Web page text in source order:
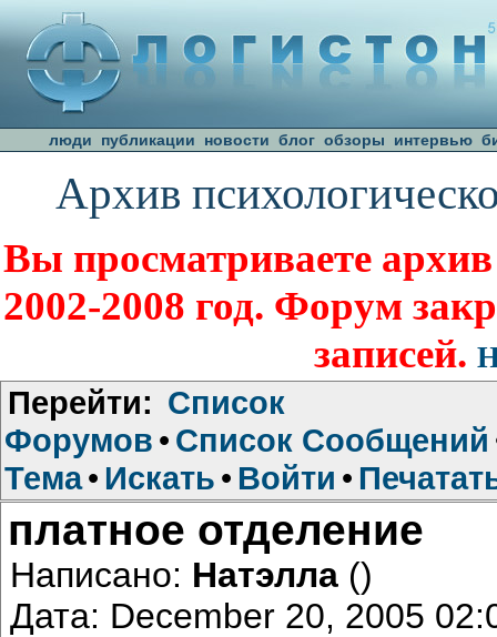
люди публикации новости блог обзоры интервью
Архив
Вы просматриваете
2002-2008 год. Форум
записей.
Перейти: Список
Форумов • Список Сообщений
Тема• Искать • Войти •
платное отделение
Написано: Натэлла ()
Дата: December 20, 2005